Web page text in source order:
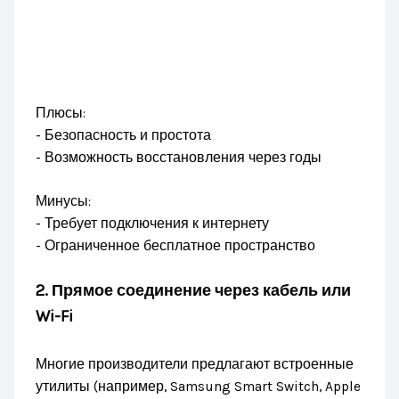
Плюсы:
- Безопасность и простота
- Возможность восстановления через годы
Минусы:
- Требует подключения к интернету
- Ограниченное бесплатное пространство
2. Прямое соединение через кабель или
Wi-Fi
Многие производители предлагают встроенные
утилиты (например, Samsung Smart Switch, Apple